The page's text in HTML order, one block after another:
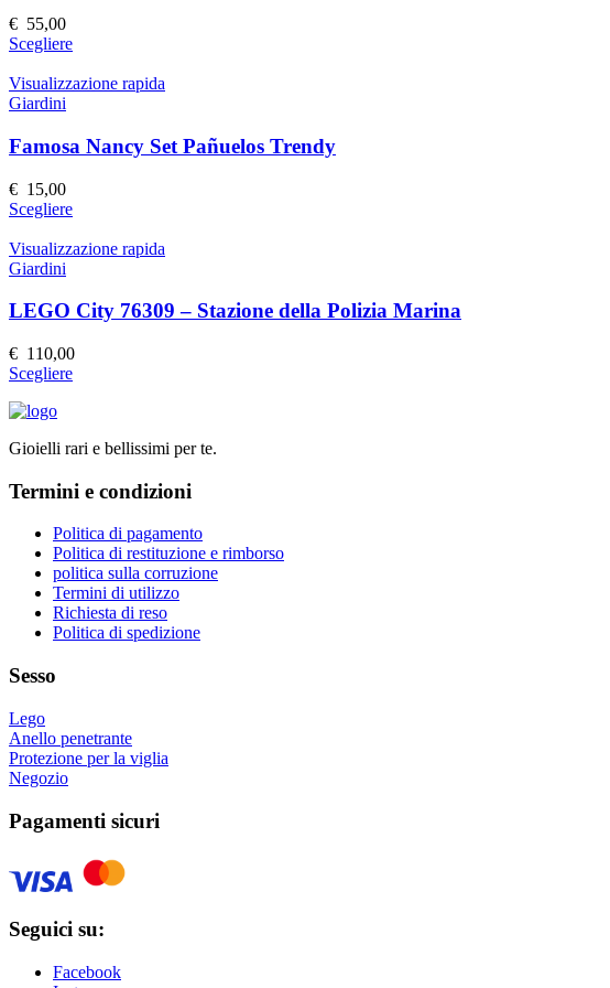
scelte
nella
pagina
prodotto
€ 55,00
ScegliereQuesto
ha
Le
opzioni
scelte
nella
pagina
prodotto
Visualizzazione rapida
Giardini
Famosa Nancy Set Pañuelos Trendy
€ 15,00
ScegliereQuesto
ha
Le
opzioni
possono
scelte
del
Visualizzazione rapida
Giardini
LEGO City 76309 – Stazione della Polizia Marina
€ 110,00
ScegliereQuesto
varianti.
opzioni
essere
scelte
nella
pagina
del
prodotto
Gioielli rari e bellissimi per te.
Termini e condizioni
Politica di pagamento
Politica di restituzione e rimborso
politica sulla corruzione
Termini di utilizzo
Richiesta di reso
Politica di spedizione
Sesso
Lego
Anello penetrante
Protezione per la viglia
Negozio
Pagamenti sicuri
Seguici su:
Facebook